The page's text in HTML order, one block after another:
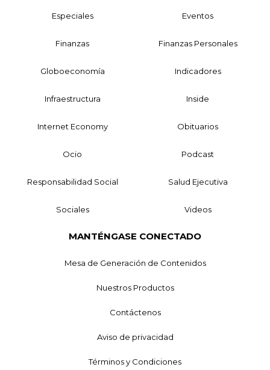
Especiales Eventos
Finanzas Finanzas Personales
Globoeconomía Indicadores
Infraestructura Inside
Internet Economy Obituarios
Ocio Podcast
Responsabilidad Social Salud Ejecutiva
Sociales Videos
MANTÉNGASE CONECTADO
Mesa de Generación de Contenidos
Nuestros Productos
Contáctenos
Aviso de privacidad
Términos y Condiciones